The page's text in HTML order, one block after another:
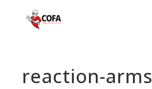
reaction-arms